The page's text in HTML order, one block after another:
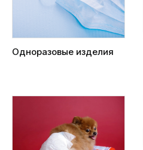
Одноразовые изделия